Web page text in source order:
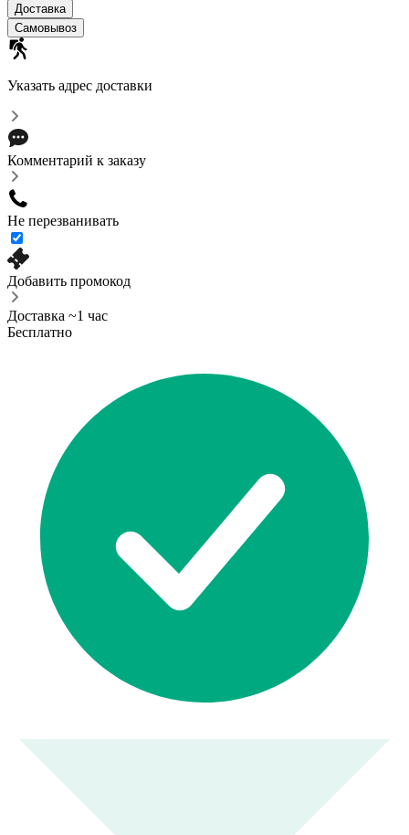
Доставка
Самовывоз
Указать адрес доставки
Комментарий к заказу
Не перезванивать
Добавить промокод
Доставка ~1 час
Бесплатно